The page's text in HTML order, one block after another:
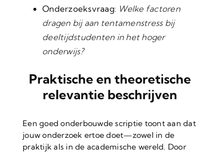
Onderzoeksvraag: Welke factoren
dragen bij aan tentamenstress bij
deeltijdstudenten in het hoger
onderwijs?
Praktische en theoretische
relevantie beschrijven
Een goed onderbouwde scriptie toont aan dat
jouw onderzoek ertoe doet—zowel in de
praktijk als in de academische wereld. Door